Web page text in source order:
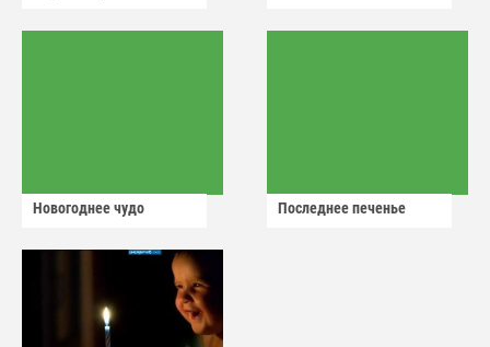
Новогоднее чудо Последнее печенье